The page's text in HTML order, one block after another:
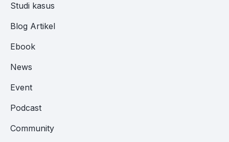
Studi kasus
Blog Artikel
Ebook
News
Event
Podcast
Community